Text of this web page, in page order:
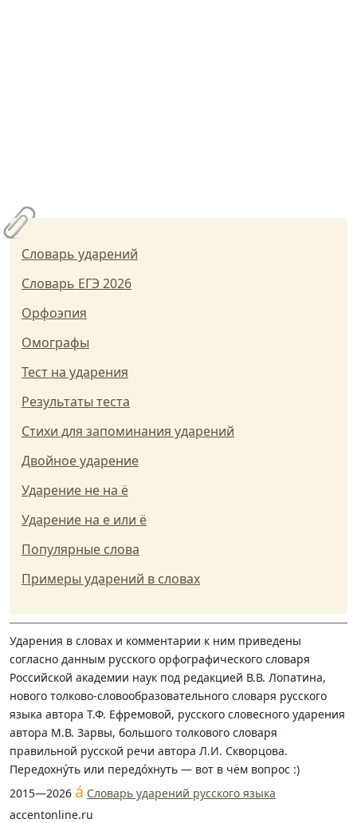
Словарь ударений
Словарь ЕГЭ 2026
Орфоэпия
Омографы
Тест на ударения
Результаты теста
Стихи для запоминания ударений
Двойное ударение
Ударение не на ё
Ударение на е или ё
Популярные слова
Примеры ударений в словах
Ударения в словах и комментарии к ним приведены
согласно данным русского орфографического словаря
Российской академии наук под редакцией В.В. Лопатина,
нового толково-словообразовательного словаря русского
языка автора Т.Ф. Ефремовой, русского словесного ударения
автора М.В. Зарвы, большого толкового словаря
правильной русской речи автора Л.И. Скворцова.
Передохну́ть или передо́хнуть — вот в чём вопрос :)
2015—2026 á Словарь ударений русского языка
accentonline.ru